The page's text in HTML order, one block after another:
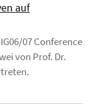
auf
07 Conference
von Prof. Dr.